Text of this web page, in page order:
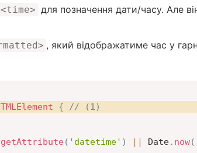
<time> для позначення дати/часу. Але
, який відображатиме час у
{ // (1)
getAttribute ( 'datetime' ) || Date. now(